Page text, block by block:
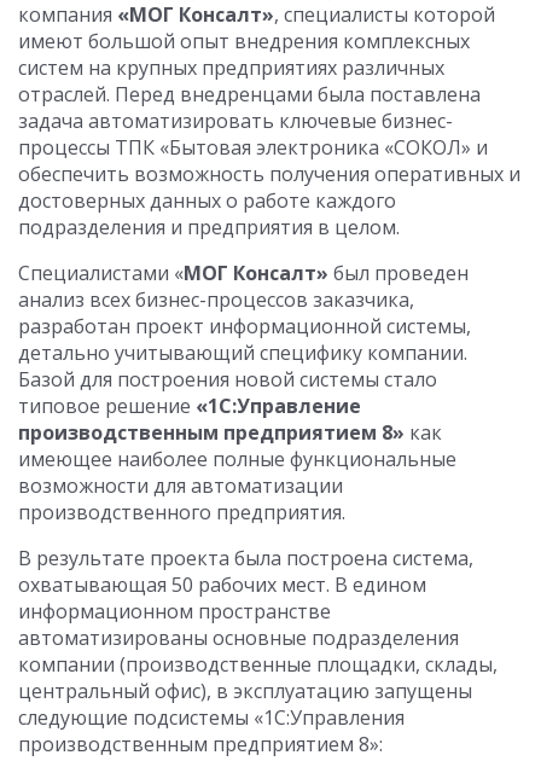
компания «МОГ Консалт», специалисты которой
имеют большой опыт внедрения комплексных
систем на крупных предприятиях различных
отраслей. Перед внедренцами была поставлена
задача автоматизировать ключевые бизнес-
процессы ТПК «Бытовая электроника «СОКОЛ» и
обеспечить возможность получения оперативных и
достоверных данных о работе каждого
подразделения и предприятия в целом.
Специалистами «МОГ Консалт» был проведен
анализ всех бизнес-процессов заказчика,
разработан проект информационной системы,
детально учитывающий специфику компании.
Базой для построения новой системы стало
типовое решение «1С:Управление
производственным предприятием 8» как
имеющее наиболее полные функциональные
возможности для автоматизации
производственного предприятия.
В результате проекта была построена система,
охватывающая 50 рабочих мест. В едином
информационном пространстве
автоматизированы основные подразделения
компании (производственные площадки, склады,
центральный офис), в эксплуатацию запущены
следующие подсистемы «1С:Управления
производственным предприятием 8»: